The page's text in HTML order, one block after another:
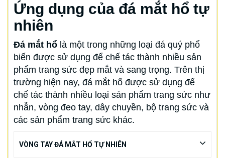
Ứng dụng của đá mắt hổ tự
nhiên
Đá mắt hổ là một trong những loại đá quý phổ
biến được sử dụng để chế tác thành nhiều sản
phẩm trang sức đẹp mắt và sang trọng. Trên thị
trường hiện nay, đá mắt hổ được sử dụng để
chế tác thành nhiều loại sản phẩm trang sức như
nhẫn, vòng đeo tay, dây chuyền, bộ trang sức và
các sản phẩm trang sức khác.
VÒNG TAY ĐÁ MẮT HỔ TỰ NHIÊN